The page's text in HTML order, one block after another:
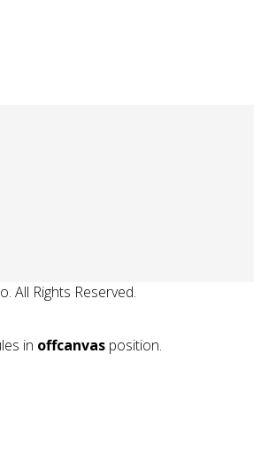
All Rights Reserved.
in offcanvas position.